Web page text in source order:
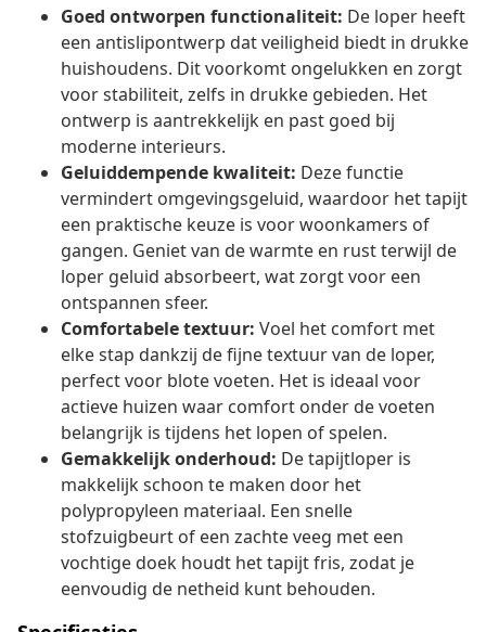
Goed ontworpen functionaliteit: De loper heeft
een antislipontwerp dat veiligheid biedt in drukke
huishoudens. Dit voorkomt ongelukken en zorgt
voor stabiliteit, zelfs in drukke gebieden. Het
ontwerp is aantrekkelijk en past goed bij
moderne interieurs.
Geluiddempende kwaliteit: Deze functie
vermindert omgevingsgeluid, waardoor het tapijt
een praktische keuze is voor woonkamers of
gangen. Geniet van de warmte en rust terwijl de
loper geluid absorbeert, wat zorgt voor een
ontspannen sfeer.
Comfortabele textuur: Voel het comfort met
elke stap dankzij de fijne textuur van de loper,
perfect voor blote voeten. Het is ideaal voor
actieve huizen waar comfort onder de voeten
belangrijk is tijdens het lopen of spelen.
Gemakkelijk onderhoud: De tapijtloper is
makkelijk schoon te maken door het
polypropyleen materiaal. Een snelle
stofzuigbeurt of een zachte veeg met een
vochtige doek houdt het tapijt fris, zodat je
eenvoudig de netheid kunt behouden.